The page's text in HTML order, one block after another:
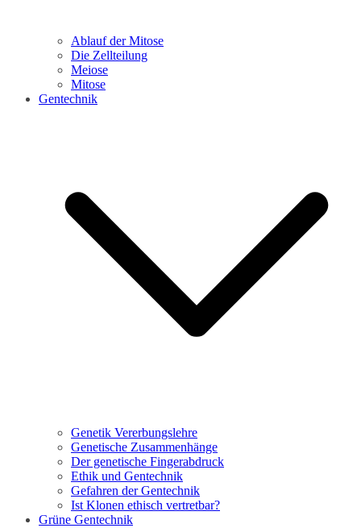
Ablauf der Mitose
Die Zellteilung
Meiose
Mitose
Gentechnik
Genetik Vererbungslehre
Genetische Zusammenhänge
Der genetische Fingerabdruck
Ethik und Gentechnik
Gefahren der Gentechnik
Ist Klonen ethisch vertretbar?
Grüne Gentechnik